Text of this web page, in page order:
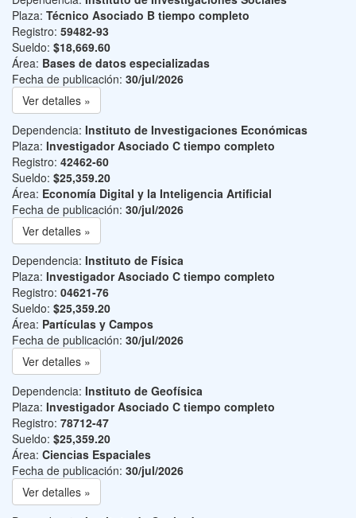
Plaza: Técnico Asociado B tiempo completo
Registro: 59482-93
Sueldo: $18,669.60
Área: Bases de datos especializadas
Fecha de publicación: 30/jul/2026
Ver detalles »
Dependencia: Instituto de Investigaciones Económicas
Plaza: Investigador Asociado C tiempo completo
Registro: 42462-60
Sueldo: $25,359.20
Área: Economía Digital y la Inteligencia Artificial
Fecha de publicación: 30/jul/2026
Ver detalles »
Dependencia: Instituto de Física
Plaza: Investigador Asociado C tiempo completo
Registro: 04621-76
Sueldo: $25,359.20
Área: Partículas y Campos
Fecha de publicación: 30/jul/2026
Ver detalles »
Dependencia: Instituto de Geofísica
Plaza: Investigador Asociado C tiempo completo
Registro: 78712-47
Sueldo: $25,359.20
Área: Ciencias Espaciales
Fecha de publicación: 30/jul/2026
Ver detalles »